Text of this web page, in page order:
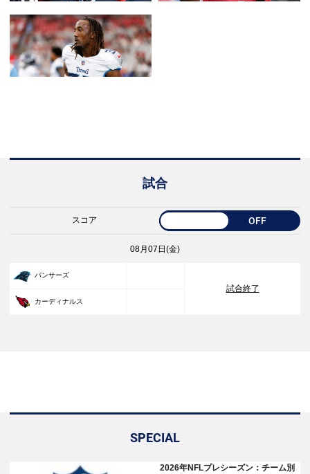
試合
スコア OFF
08月07日(金)
パンサーズ
試合終了
カーディナルス
SPECIAL
2026年NFLプレシーズン：チーム別